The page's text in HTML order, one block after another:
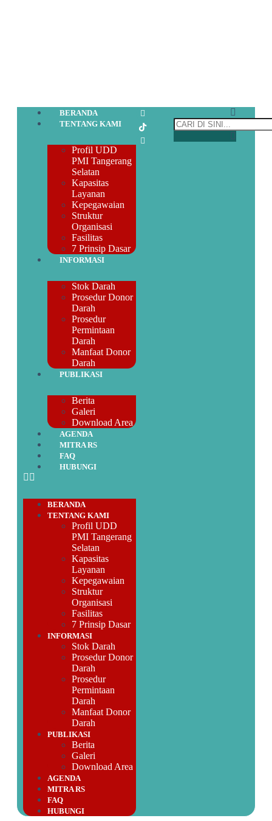
BERANDA
TENTANG KAMI
Profil UDD
PMI Tangerang
Selatan
Kapasitas
Layanan
Kepegawaian
Struktur
Organisasi
Fasilitas
7 Prinsip Dasar
INFORMASI
Stok Darah
Prosedur Donor
Darah
Prosedur
Permintaan
Darah
Manfaat Donor
Darah
PUBLIKASI
Berita
Galeri
Download Area
AGENDA
MITRA RS
FAQ
HUBUNGI
BERANDA
TENTANG KAMI
Profil UDD
PMI Tangerang
Selatan
Kapasitas
Layanan
Kepegawaian
Struktur
Organisasi
Fasilitas
7 Prinsip Dasar
INFORMASI
Stok Darah
Prosedur Donor
Darah
Prosedur
Permintaan
Darah
Manfaat Donor
Darah
PUBLIKASI
Berita
Galeri
Download Area
AGENDA
MITRA RS
FAQ
HUBUNGI